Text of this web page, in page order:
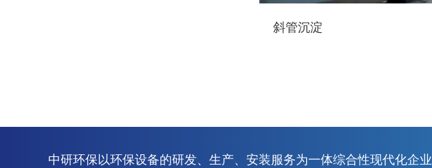
斜管沉淀
中研环保以环保设备的研发、生产、安装服务为一体综合性现代化企业